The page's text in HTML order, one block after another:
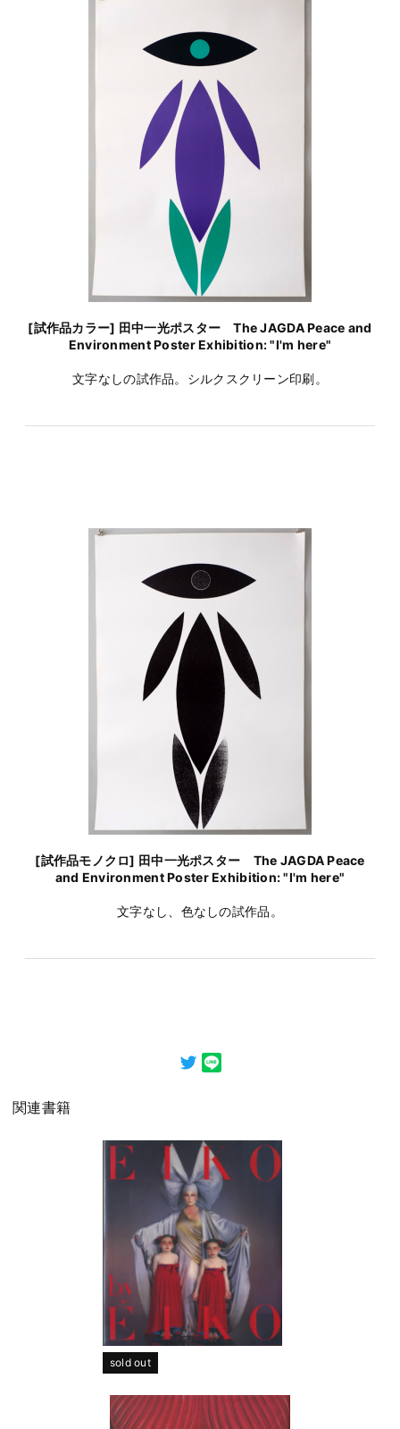
[試作品カラー] 田中一光ポスター The JAGDA Peace and
Environment Poster Exhibition: "I'm here"
文字なしの試作品。シルクスクリーン印刷。
[試作品モノクロ] 田中一光ポスター The JAGDA Peace
and Environment Poster Exhibition: "I'm here"
文字なし、色なしの試作品。
関連書籍
sold out